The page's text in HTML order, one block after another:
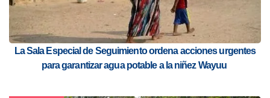
La Sala Especial de Seguimiento ordena acciones urgentes
para garantizar agua potable a la niñez Wayuu